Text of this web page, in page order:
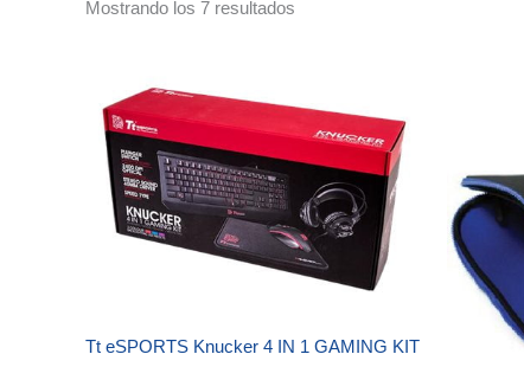
Mostrando los 7 resultados
Tt eSPORTS Knucker 4 IN 1 GAMING KIT